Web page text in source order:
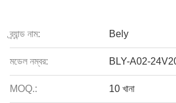
ব্র্যান্ড নাম: Bely
মডেল নম্বর: BLY-A02-
MOQ.: 10 খানা